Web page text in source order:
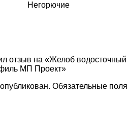
Негорючие
отзыв на «Желоб водосточный
МП Проект»
Обязательные поля